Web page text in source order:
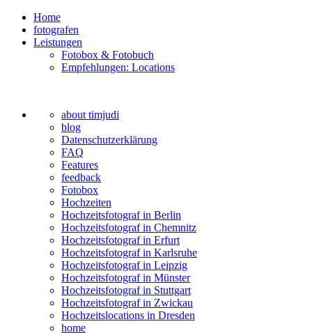
Home
fotografen
Leistungen
Fotobox & Fotobuch
Empfehlungen: Locations
about timjudi
blog
Datenschutzerklärung
FAQ
Features
feedback
Fotobox
Hochzeiten
Hochzeitsfotograf in Berlin
Hochzeitsfotograf in Chemnitz
Hochzeitsfotograf in Erfurt
Hochzeitsfotograf in Karlsruhe
Hochzeitsfotograf in Leipzig
Hochzeitsfotograf in Münster
Hochzeitsfotograf in Stuttgart
Hochzeitsfotograf in Zwickau
Hochzeitslocations in Dresden
home